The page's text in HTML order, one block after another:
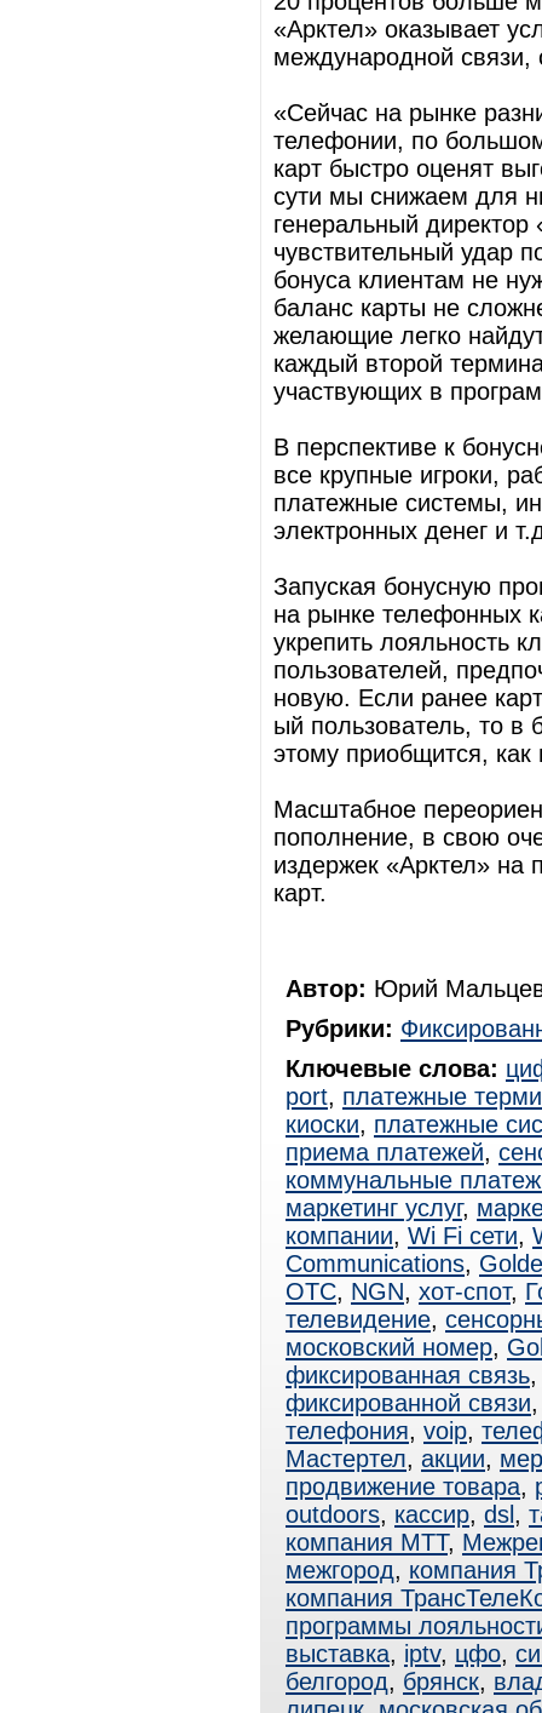
«Арктел» оказывает
международной
«Сейчас на рынке
телефонии, по
карт быстро оценят
сути мы снижаем для
генеральный директор
чувствительный удар
бонуса клиентам не
баланс карты не
желающие легко
каждый второй
участвующих в
В перспективе к
все крупные игроки,
платежные системы,
электронных денег и
Запуская бонусную
на рынке телефонных
укрепить лояльность
пользователей,
новую. Если ранее
ый пользователь, то в
этому приобщится,
Масштабное
пополнение, в свою
издержек «Арктел» на
карт.
Автор: Юрий
Рубрики:
Ключевые слова:
port, платежные
киоски, платежные
приема платежей,
коммунальные
маркетинг услуг,
компании, Wi Fi сети,
Communications,
ОТС, NGN, хот-спот,
телевидение,
московский номер,
фиксированная связь
фиксированной связи
телефония, voip,
Мастертел, акции,
продвижение товара,
outdoors, кассир, dsl ,
компания МТТ,
межгород, компания
компания
программы
выставка, iptv, цфо,
белгород, брянск,